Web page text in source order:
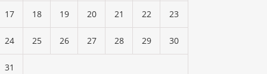
17 18 19 20 21 22 23
24 25 26 27 28 29 30
31